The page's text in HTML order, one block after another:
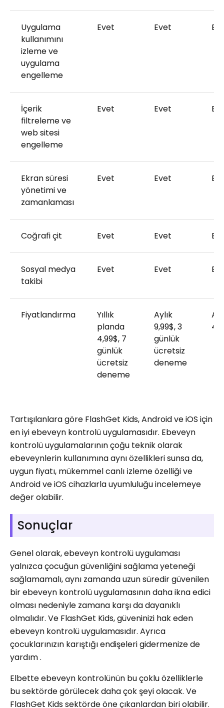
Uygulama
kullanımını
izleme ve
uygulama
engelleme
Evet Evet
İçerik
filtreleme ve
web sitesi
engelleme
Evet Evet
Ekran süresi
yönetimi ve
zamanlaması
Evet Evet
Coğrafi çit Evet Evet
Sosyal medya
takibi
Evet Evet
Fiyatlandırma
Yıllık
planda
4,99$, 7
günlük
ücretsiz
deneme
Aylık
9,99$, 3
günlük
ücretsiz
deneme
Tartışılanlara göre FlashGet Kids, Android ve iOS için
en iyi ebeveyn kontrolü uygulamasıdır. Ebeveyn
kontrolü uygulamalarının çoğu teknik olarak
ebeveynlerin kullanımına aynı özellikleri sunsa da,
uygun fiyatı, mükemmel canlı i̇zleme özelliği ve
Android ve iOS cihazlarla uyumluluğu incelemeye
değer olabilir.
Sonuçlar
Genel olarak, ebeveyn kontrolü uygulaması
yalnızca çocuğun güvenliğini sağlama yeteneği
sağlamamalı, aynı zamanda uzun süredir güvenilen
bir ebeveyn kontrolü uygulamasının daha ikna edici
olması nedeniyle zamana karşı da dayanıklı
olmalıdır. Ve FlashGet Kids, güveninizi hak eden
ebeveyn kontrolü uygulamasıdır. Ayrıca
çocuklarınızın karıştığı endişeleri gidermenize de
yardım .
Elbette ebeveyn kontrolünün bu çoklu özelliklerle
bu sektörde görülecek daha çok şeyi olacak. Ve
FlashGet Kids sektörde öne çıkanlardan biri olabilir.